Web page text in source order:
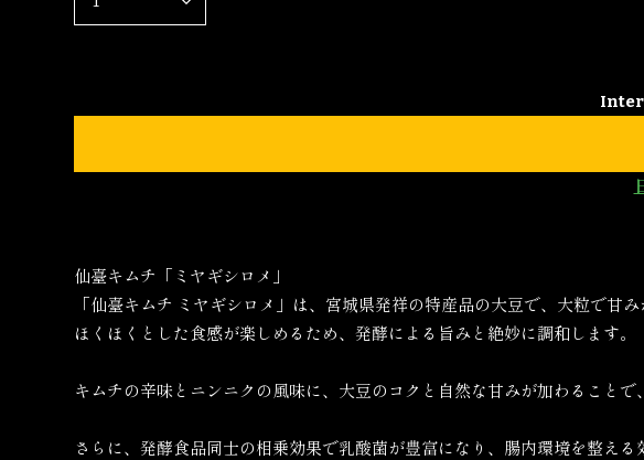
仙臺キムチ「ミヤギシロメ」
「仙臺キムチ ミヤギシロメ」は、宮城県発祥の特産品の大豆で、大粒で甘
ほくほくとした食感が楽しめるため、発酵による旨みと絶妙に調和します。
キムチの辛味とニンニクの風味に、大豆のコクと自然な甘みが加わることで
さらに、発酵食品同士の相乗効果で乳酸菌が豊富になり、腸内環境を整える